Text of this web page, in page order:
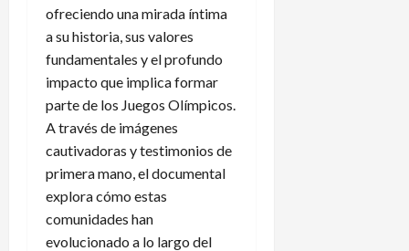
ofreciendo una mirada íntima
a su historia, sus valores
fundamentales y el profundo
impacto que implica formar
parte de los Juegos Olímpicos.
A través de imágenes
cautivadoras y testimonios de
primera mano, el documental
explora cómo estas
comunidades han
evolucionado a lo largo del